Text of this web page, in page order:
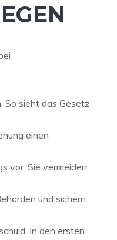
So sieht das Gesetz
einen
vor. Sie vermeiden
und sichern
In den ersten